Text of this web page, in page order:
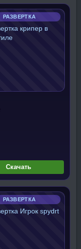
РАЗВЕРТКА
Скачать
РАЗВЕРТКА